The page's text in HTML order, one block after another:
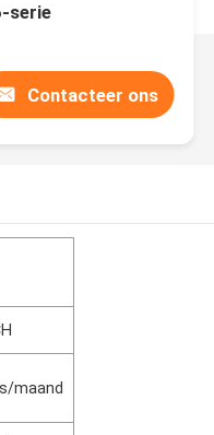
serie
Contacteer ons
maand